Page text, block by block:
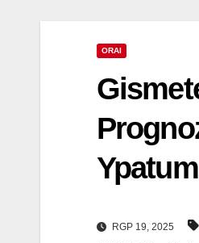
ORAI
RGP 19, 2025